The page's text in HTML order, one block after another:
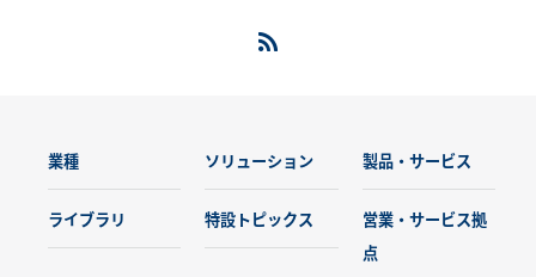
業種 ソリューション 製品・サービス
ライブラリ 特設トピックス
営業・サービス拠
点